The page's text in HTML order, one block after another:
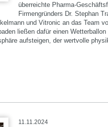
überreichte Pharma-
Firmengründers Dr. Stephan
und Vitronic an das Team
ließen dafür einen
aufsteigen, der wertvolle
11.11.2024